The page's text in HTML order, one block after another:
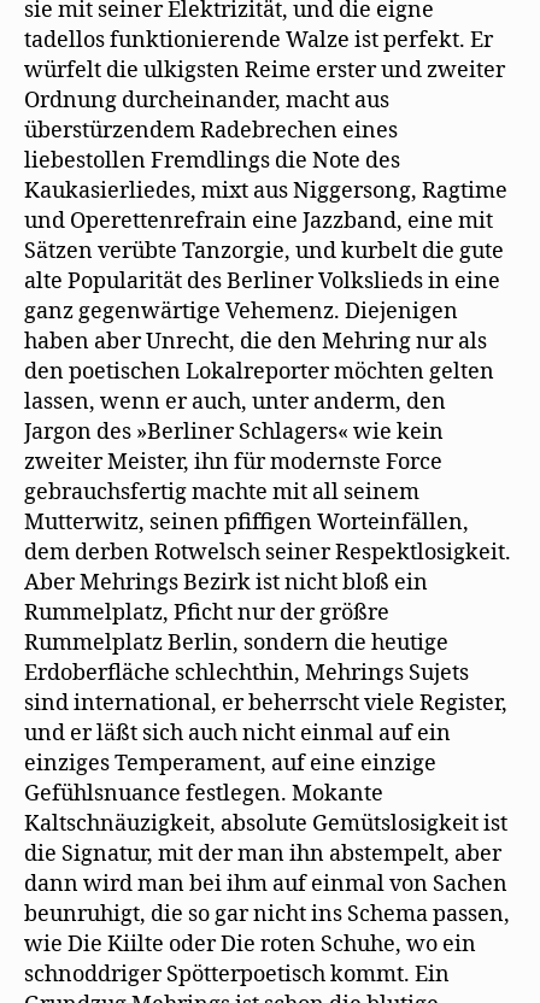
sie mit seiner Elektrizität, und die eigne
tadellos funktionierende Walze ist perfekt. Er
würfelt die ulkigsten Reime erster und zweiter
Ordnung durcheinander, macht aus
überstürzendem Radebrechen eines
liebestollen Fremdlings die Note des
Kaukasierliedes, mixt aus Niggersong, Ragtime
und Operettenrefrain eine Jazzband, eine mit
Sätzen verübte Tanzorgie, und kurbelt die gute
alte Popularität des Berliner Volkslieds in eine
ganz gegenwärtige Vehemenz. Diejenigen
haben aber Unrecht, die den Mehring nur als
den poetischen Lokalreporter möchten gelten
lassen, wenn er auch, unter anderm, den
Jargon des »Berliner Schlagers« wie kein
zweiter Meister, ihn für modernste Force
gebrauchsfertig machte mit all seinem
Mutterwitz, seinen pfiffigen Worteinfällen,
dem derben Rotwelsch seiner Respektlosigkeit.
Aber Mehrings Bezirk ist nicht bloß ein
Rummelplatz, Pficht nur der größre
Rummelplatz Berlin, sondern die heutige
Erdoberfläche schlechthin, Mehrings Sujets
sind international, er beherrscht viele Register,
und er läßt sich auch nicht einmal auf ein
einziges Temperament, auf eine einzige
Gefühlsnuance festlegen. Mokante
Kaltschnäuzigkeit, absolute Gemütslosigkeit ist
die Signatur, mit der man ihn abstempelt, aber
dann wird man bei ihm auf einmal von Sachen
beunruhigt, die so gar nicht ins Schema passen,
wie Die Kiilte oder Die roten Schuhe, wo ein
schnoddriger Spötterpoetisch kommt. Ein